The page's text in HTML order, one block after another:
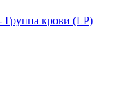
Группа крови (LP)